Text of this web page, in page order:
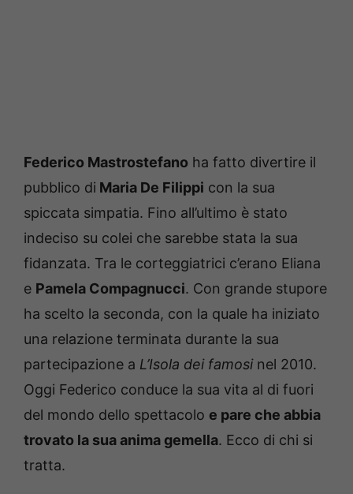
Federico Mastrostefano ha fatto divertire il
pubblico di Maria De Filippi con la sua
spiccata simpatia. Fino all’ultimo è stato
indeciso su colei che sarebbe stata la sua
fidanzata. Tra le corteggiatrici c’erano Eliana
e Pamela Compagnucci. Con grande stupore
ha scelto la seconda, con la quale ha iniziato
una relazione terminata durante la sua
partecipazione a L’Isola dei famosinel 2010.
Oggi Federico conduce la sua vita al di fuori
del mondo dello spettacolo e pare che abbia
trovato la sua anima gemella. Ecco di chi si
tratta.